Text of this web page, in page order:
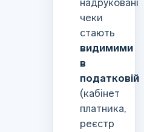
надруковані
чеки
стають
видимими
в
податковій
(кабінет
платника,
реєстр